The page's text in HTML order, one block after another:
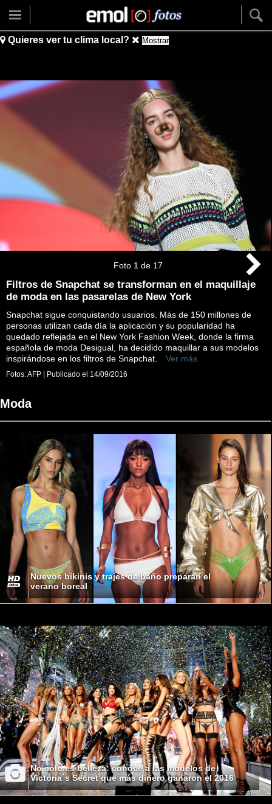
Quieres ver tu clima local? Mostrar
Foto 1 de 17
Filtros de Snapchat se transforman en el maquillaje
de moda en las pasarelas de New York
Snapchat sigue conquistando usuarios. Más de 150 millones de
personas utilizan cada día la aplicación y su popularidad ha
quedado reflejada en el New York Fashion Week, donde la firma
española de moda Desigual, ha decidido maquillar a sus modelos
inspirándose en los filtros de Snapchat.
Ver más.
Fotos:AFP | Publicado el 14/09/2016
Moda
Nuevos bikinis y trajes de baño preparan el
verano boreal
No sólo es belleza: conoce a las modelos de
Victoria´s Secret que más dinero ganaron el 2016